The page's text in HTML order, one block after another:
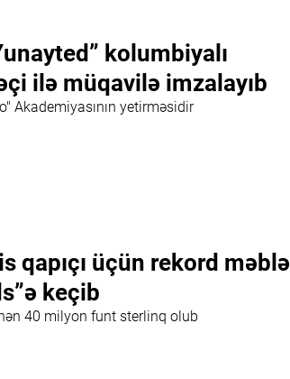
kolumbiyalı
ilə müqavilə imzalayıb
Akademiyasının yetirməsidir
qapıçı üçün rekord
keçib
40 milyon funt sterlinq olub